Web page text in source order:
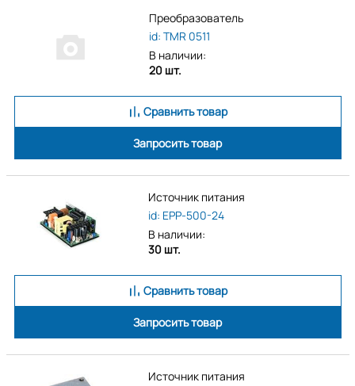
Преобразователь
id: TMR 0511
В наличии:
20 шт.
Сравнить товар
Запросить товар
Источник питания
id: EPP-500-24
В наличии:
30 шт.
Сравнить товар
Запросить товар
Источник питания